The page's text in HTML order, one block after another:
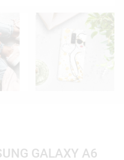
GALAXY A6